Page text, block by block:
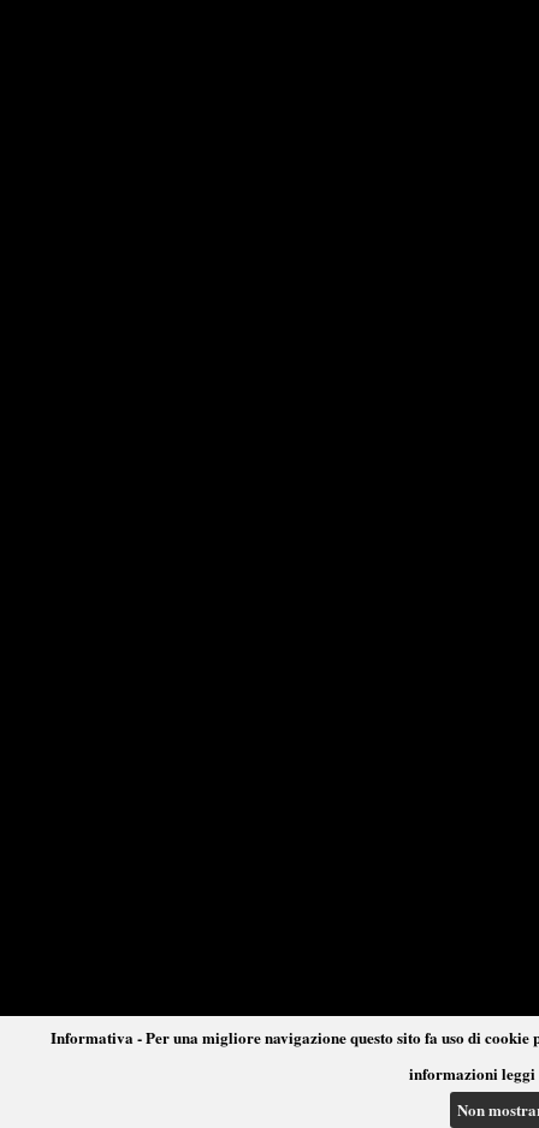
Informativa - Per una migliore navigazione questo sito fa uso di
informazioni leggi
Non